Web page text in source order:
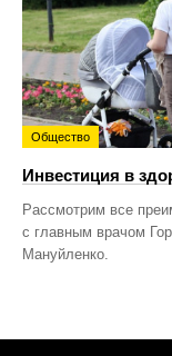
Общество
Инвестиция в
Рассмотрим все
с главным врачом
Мануйленко.